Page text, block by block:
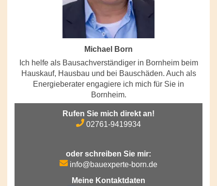
Michael Born
Ich helfe als Bausachverständiger in Bornheim beim
Hauskauf, Hausbau und bei Bauschäden. Auch als
Energieberater engagiere ich mich für Sie in
Bornheim.
Rufen Sie mich direkt an!
02761-9419934
oder schreiben Sie mir:
info@bauexperte-born.de
Meine Kontaktdaten